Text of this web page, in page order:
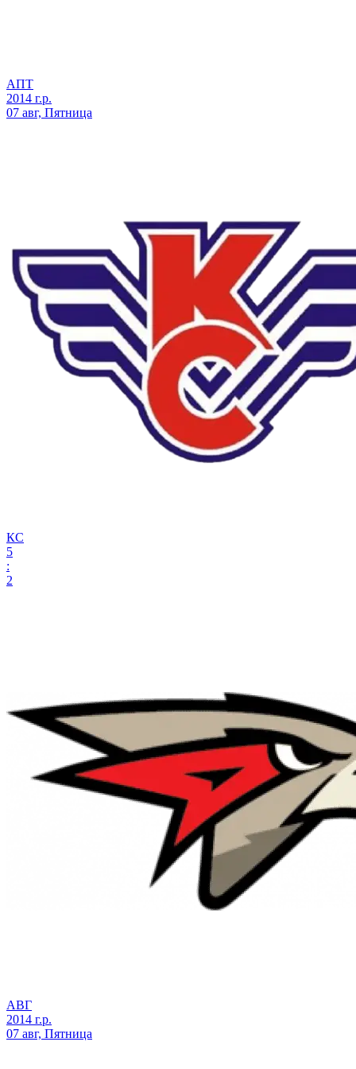
АПТ
2014 г.р.
07 авг, Пятница
КС
5
:
2
АВГ
2014 г.р.
07 авг, Пятница